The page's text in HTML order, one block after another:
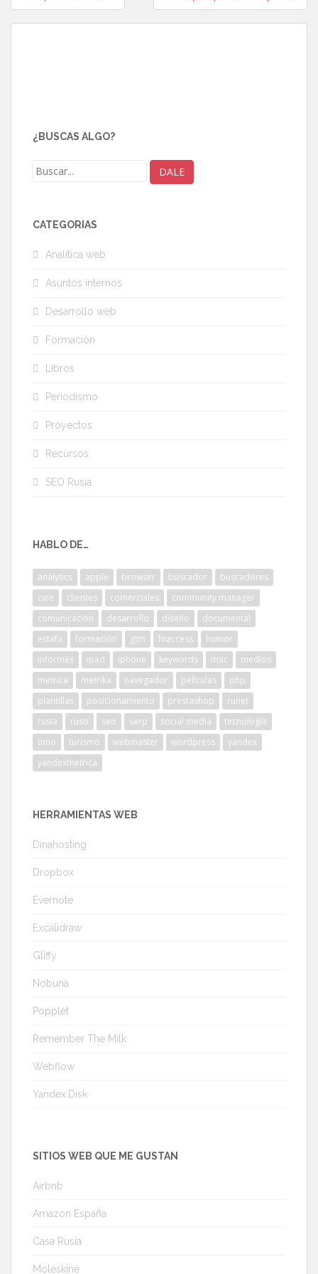
de
entradas
¿BUSCAS ALGO?
CATEGORÍAS
Analítica web
Asuntos internos
Desarrollo web
Formación
Libros
Periodismo
Proyectos
Recursos
SEO Rusia
HABLO DE…
analytics apple browser buscador
buscadores
cine
clientes comerciales
community manager
comunicación
desarrollo diseño
documental
estafa
formación gtm htaccess
humor
informes
ipad iphone keywords mac
medios
metrica
metrika navegador películas
php
plantillas
posicionamiento prestashop
runet
rusia
ruso seo serp social media
tecnología
timo
turismo webmaster wordpress
yandex
yandexmetrica
HERRAMIENTAS WEB
Dinahosting
Dropbox
Evernote
Excalidraw
Gliffy
Nobuna
Popplet
Remember The Milk
Webflow
Yandex.Disk
SITIOS WEB QUE ME GUSTAN
Airbnb
Amazon España
Casa Rusia
Moleskine